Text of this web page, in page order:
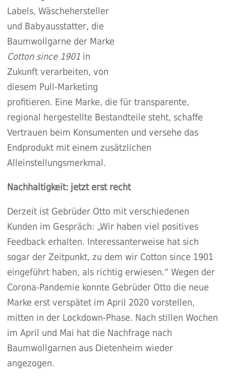
Labels, Wäschehersteller
und Babyausstatter, die
Baumwollgarne der Marke
Cotton since 1901in
Zukunft verarbeiten, von
diesem Pull-Marketing
profitieren. Eine Marke, die für transparente,
regional hergestellte Bestandteile steht, schaffe
Vertrauen beim Konsumenten und versehe das
Endprodukt mit einem zusätzlichen
Alleinstellungsmerkmal.
Nachhaltigkeit: jetzt erst recht
Derzeit ist Gebrüder Otto mit verschiedenen
Kunden im Gespräch: „Wir haben viel positives
Feedback erhalten. Interessanterweise hat sich
sogar der Zeitpunkt, zu dem wir Cotton since 1901
eingeführt haben, als richtig erwiesen.“ Wegen der
Corona-Pandemie konnte Gebrüder Otto die neue
Marke erst verspätet im April 2020 vorstellen,
mitten in der Lockdown-Phase. Nach stillen Wochen
im April und Mai hat die Nachfrage nach
Baumwollgarnen aus Dietenheim wieder
angezogen.